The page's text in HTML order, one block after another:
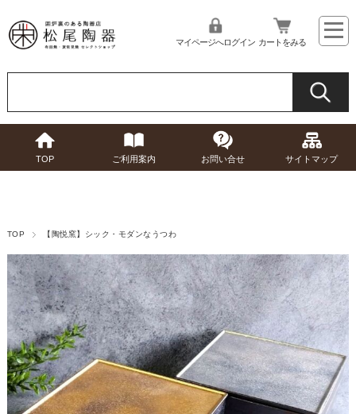
マイページへログイン カートをみる
TOP ご利用案内 お問い合せ サイトマップ
TOP 【陶悦窯】シック・モダンなうつわ